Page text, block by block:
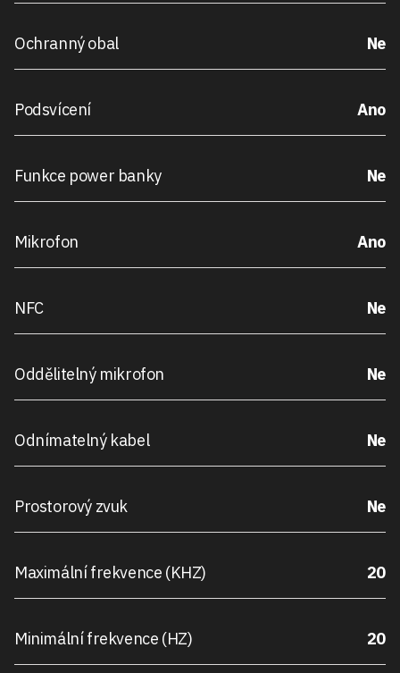
Ochranný obal Ne
Podsvícení Ano
Funkce power banky Ne
Mikrofon Ano
NFC Ne
Oddělitelný mikrofon Ne
Odnímatelný kabel Ne
Prostorový zvuk Ne
Maximální frekvence (KHZ) 20
Minimální frekvence (HZ) 20